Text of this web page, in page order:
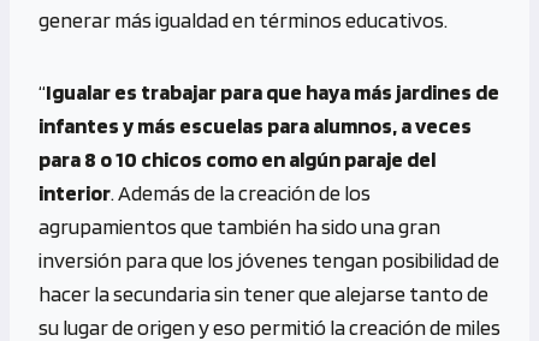
generar más igualdad en términos educativos.
“Igualar es trabajar para que haya más jardines de
infantes y más escuelas para alumnos, a veces
para 8 o 10 chicos como en algún paraje del
interior. Además de la creación de los
agrupamientos que también ha sido una gran
inversión para que los jóvenes tengan posibilidad de
hacer la secundaria sin tener que alejarse tanto de
su lugar de origen y eso permitió la creación de miles